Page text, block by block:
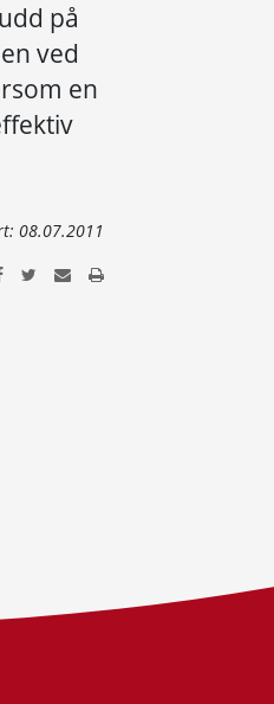
på
ved
en
08.07.2011